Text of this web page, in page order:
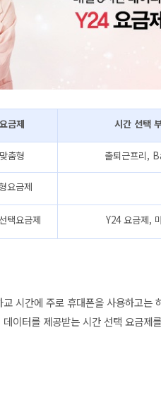
금제 시간 선택
춤형 출퇴근프리,
요금제
택요금제 Y24 요금제,
시간에 주로 휴대폰을 사용하고는
이터를 제공받는 시간 선택 요금제